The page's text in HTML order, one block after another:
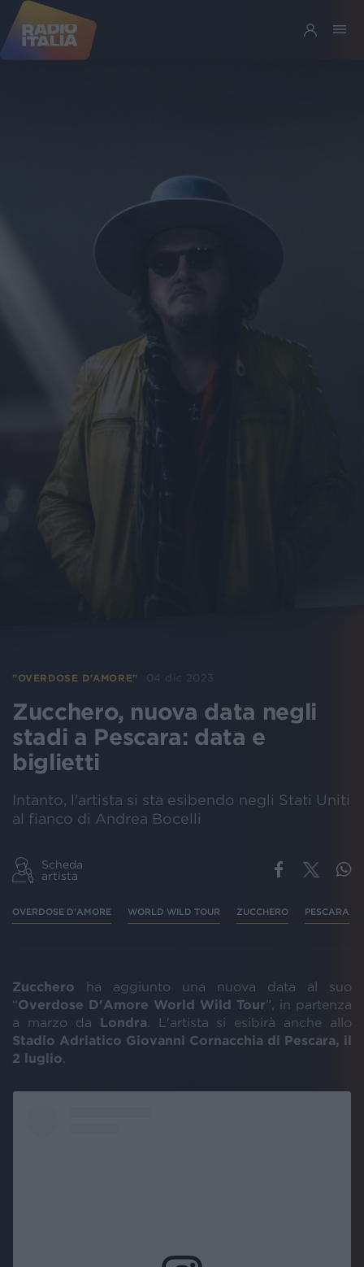
"OVERDOSE D'AMORE" 04 dic 2023
Zucchero, nuova data negli
stadi a Pescara: data e
biglietti
Intanto, l'artista si sta esibendo negli Stati Uniti
al fianco di Andrea Bocelli
Scheda
artista
OVERDOSE D'AMORE WORLD WILD TOUR ZUCCHERO PESCARA
Zucchero ha aggiunto una nuova data al suo
“Overdose D'Amore World Wild Tour”, in partenza
a marzo da Londra . L'artista si esibirà anche allo
Stadio Adriatico Giovanni Cornacchia di Pescara, il
2 luglio